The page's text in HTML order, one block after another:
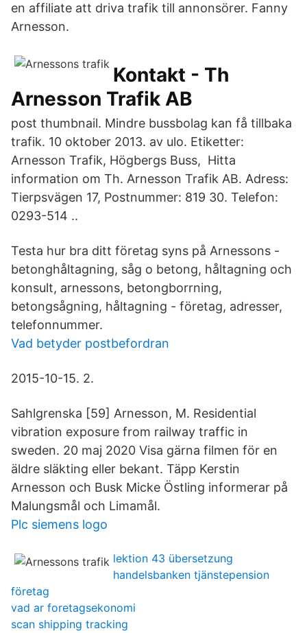
en affiliate att driva trafik till annonsörer. Fanny
Arnesson.
Kontakt - Th
Arnesson Trafik AB
post thumbnail. Mindre bussbolag kan få tillbaka
trafik. 10 oktober 2013. av ulo. Etiketter:
Arnesson Trafik, Högbergs Buss, Hitta
information om Th. Arnesson Trafik AB. Adress:
Tierpsvägen 17, Postnummer: 819 30. Telefon:
0293-514 ..
Testa hur bra ditt företag syns på Arnessons -
betonghåltagning, såg o betong, håltagning och
konsult, arnessons, betongborrning,
betongsågning, håltagning - företag, adresser,
telefonnummer.
Vad betyder postbefordran
2015-10-15. 2.
Sahlgrenska [59] Arnesson, M. Residential
vibration exposure from railway traffic in
sweden. 20 maj 2020 Visa gärna filmen för en
äldre släkting eller bekant. Täpp Kerstin
Arnesson och Busk Micke Östling informerar på
Malungsmål och Limamål.
Plc siemens logo
lektion 43 übersetzung
handelsbanken tjänstepension
företag
vad ar foretagsekonomi
scan shipping tracking